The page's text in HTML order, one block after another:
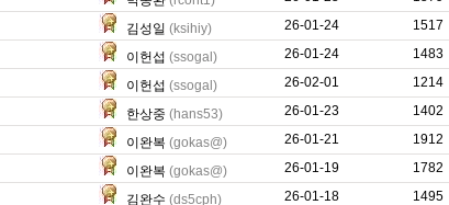
김성일 (ksihiy) 26-01-24
1517
이헌섭 (ssogal) 26-01-24
1483
이헌섭 (ssogal) 26-02-01
1214
한상중 (hans53) 26-01-23
1402
이완복 (gokas@) 26-01-21
1912
이완복 (gokas@) 26-01-19
1782
김완수 (ds5cph) 26-01-18 1495